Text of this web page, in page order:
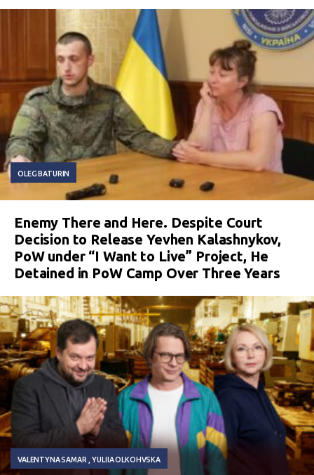
OLEG BATURIN
Enemy There and Here. Despite Court
Decision to Release Yevhen Kalashnykov,
PoW under “I Want to Live” Project, He
Detained in PoW Camp Over Three Years
VALENTYNA SAMAR YULIIA OLKOHVSKA